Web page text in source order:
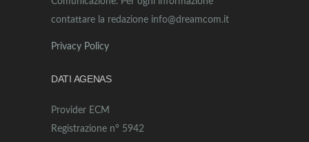
contattare la redazione info@dreamcom.it
Privacy Policy
DATI AGENAS
Provider ECM
Registrazione n° 5942